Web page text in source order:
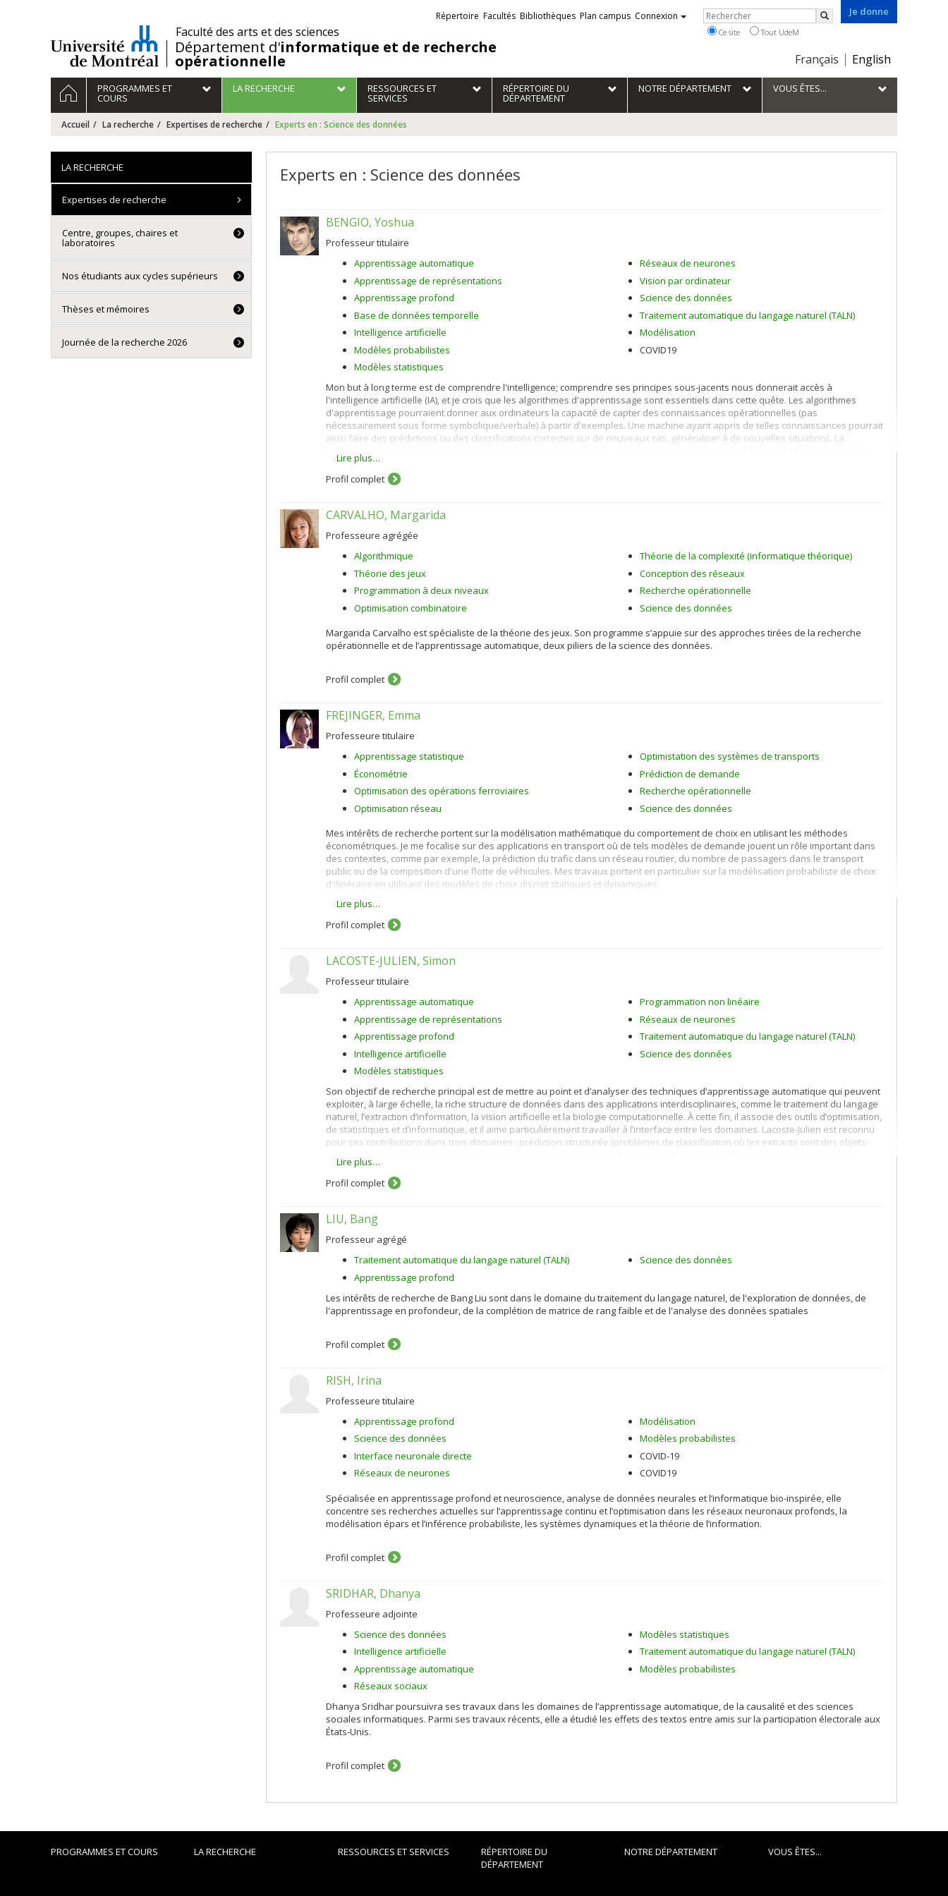
/Faculté des arts et des sciences
Département d'informatique et de recherche
opérationnelle
Je donne
Choix
la
langue
Français English
Liens
externes
Répertoire Facultés Bibliothèques Plan campus Connexion Rechercher
Rechercher
Ce site Tout UdeM
Navigation
principale
ACCUEILPROGRAMMES ET
COURS
LA RECHERCHE RESSOURCES ET
SERVICES
RÉPERTOIRE DU
DÉPARTEMENT
NOTRE DÉPARTEMENT VOUS ÊTES...
Accueil La recherche Expertises de recherche Experts en : Science des données
Experts en : Science des données
BENGIO, Yoshua
Professeur titulaire
Apprentissage automatique
Apprentissage de représentations
Apprentissage profond
Base de données temporelle
Intelligence artificielle
Modèles probabilistes
Modèles statistiques
Réseaux de neurones
Vision par ordinateur
Science des données
Traitement automatique du langage naturel (TALN)
Modélisation
COVID19
Mon but à long terme est de comprendre l'intelligence; comprendre ses principes sous-jacents nous donnerait accès à
l'intelligence artificielle (IA), et je crois que les algorithmes d'apprentissage sont essentiels dans cette quête. Les algorithmes
d'apprentissage pourraient donner aux ordinateurs la capacité de capter des connaissances opérationnelles (pas
nécessairement sous forme symbolique/verbale) à partir d'exemples. Une machine ayant appris de telles connaissances pourrait
ainsi faire des prédictions ou des classifications correctes sur de nouveaux cas, généraliser à de nouvelles situations. La
appliquée dans de nombreux domaines de la science et de la technologie.
Parmi les applications les plus connues on inclut les engins de recherche, le traitement du langage naturel, la traduction
portent sur l'apprentissage de représentations, afin de dépasser des limites théoriques et pratiques des algorithmes (linéaires
ou à noyau) qui ont dominé l'apprentissage machine jusqu'à récemment. Pour contourner ces limitations, une nouvelle approche
appelée apprentissage profond a été développée ici et dans quelques laboratoires depuis 2006 et a connu des succès
Lire plus…
Profil complet
CARVALHO, Margarida
Professeure agrégée
Algorithmique
Théorie des jeux
Programmation à deux niveaux
Optimisation combinatoire
Théorie de la complexité (informatique théorique)
Conception des réseaux
Recherche opérationnelle
Science des données
Margarida Carvalho est spécialiste de la théorie des jeux. Son programme s’appuie sur des approches tirées de la recherche
opérationnelle et de l’apprentissage automatique, deux piliers de la science des données.
Profil complet
FREJINGER, Emma
Professeure titulaire
Apprentissage statistique
Économétrie
Optimisation des opérations ferroviaires
Optimisation réseau
Optimistation des systèmes de transports
Prédiction de demande
Recherche opérationnelle
Science des données
Mes intérêts de recherche portent sur la modélisation mathématique du comportement de choix en utilisant les méthodes
économétriques. Je me focalise sur des applications en transport où de tels modèles de demande jouent un rôle important dans
des contextes, comme par exemple, la prédiction du trafic dans un réseau routier, du nombre de passagers dans le transport
public ou de la composition d'une flotte de véhicules. Mes travaux portent en particulier sur la modélisation probabiliste de choix
d'itinéraire en utilisant des modèles de choix discret statiques et dynamiques.
Mes contributions principales incluent le développement de nouveaux modèles qui permettent l'utilisation de données réelles
(par exemple des données GPS) pour l'estimation de leurs paramètres tout en étant applicable à des réseaux de grande taille. Je
m'intéresse également à la modélisation de la demande pour les voitures et à la prédiction de la composition des flottes de
Je suis également titulaire de la
Lire plus…
Profil complet
LACOSTE-JULIEN, Simon
Professeur titulaire
Apprentissage automatique
Apprentissage de représentations
Apprentissage profond
Intelligence artificielle
Modèles statistiques
Programmation non linéaire
Réseaux de neurones
Traitement automatique du langage naturel (TALN)
Science des données
Son objectif de recherche principal est de mettre au point et d’analyser des techniques d’apprentissage automatique qui peuvent
exploiter, à large échelle, la riche structure de données dans des applications interdisciplinaires, comme le traitement du langage
naturel, l’extraction d’information, la vision artificielle et la biologie computationnelle. À cette fin, il associe des outils d’optimisation,
de statistiques et d’informatique, et il aime particulièrement travailler à l’interface entre les domaines. Lacoste-Julien est reconnu
pour ses contributions dans trois domaines : prédiction structurée (problèmes de classification où les extrants sont des objets
optimisation de Frank-Wolfe); et association de méthodes génératives et discriminatoires.
Lire plus…
Profil complet
LIU, Bang
Professeur agrégé
Traitement automatique du langage naturel (TALN)
Apprentissage profond
Science des données
Les intérêts de recherche de Bang Liu sont dans le domaine du traitement du langage naturel, de l'exploration de données, de
l'apprentissage en profondeur, de la complétion de matrice de rang faible et de l'analyse des données spatiales
Profil complet
RISH, Irina
Professeure titulaire
Apprentissage profond
Science des données
Interface neuronale directe
Réseaux de neurones
Modélisation
Modèles probabilistes
COVID-19
COVID19
Spécialisée en apprentissage profond et neuroscience, analyse de données neurales et l’informatique bio-inspirée, elle
concentre ses recherches actuelles sur l’apprentissage continu et l’optimisation dans les réseaux neuronaux profonds, la
modélisation épars et l’inférence probabiliste, les systèmes dynamiques et la théorie de l’information.
Profil complet
SRIDHAR, Dhanya
Professeure adjointe
Science des données
Intelligence artificielle
Apprentissage automatique
Réseaux sociaux
Modèles statistiques
Traitement automatique du langage naturel (TALN)
Modèles probabilistes
Dhanya Sridhar poursuivra ses travaux dans les domaines de l’apprentissage automatique, de la causalité et des sciences
sociales informatiques. Parmi ses travaux récents, elle a étudié les effets des textos entre amis sur la participation électorale aux
États-Unis.
Profil complet
LA RECHERCHE
Expertises de recherche
Centre, groupes, chaires et
laboratoires
Nos étudiants aux cycles supérieurs
Thèses et mémoires
Journée de la recherche 2026
PROGRAMMES ET COURS LA RECHERCHE RESSOURCES ET SERVICES
RÉPERTOIRE DU
DÉPARTEMENT
NOTRE DÉPARTEMENT VOUS ÊTES...